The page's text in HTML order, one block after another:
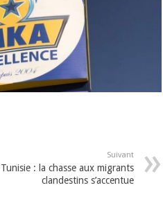
Suivant
Tunisie : la chasse aux migrants
clandestins s’accentue